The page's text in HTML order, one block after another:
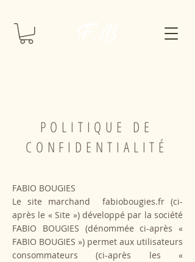
POLITIQUE DE
CONFIDENTIALITÉ
FABIO BOUGIES
Le site marchand fabiobougies.fr (ci-
après le « Site ») développé par la société
FABIO BOUGIES (dénommée ci-après «
FABIO BOUGIES ») permet aux utilisateurs
consommateurs (ci-après les «